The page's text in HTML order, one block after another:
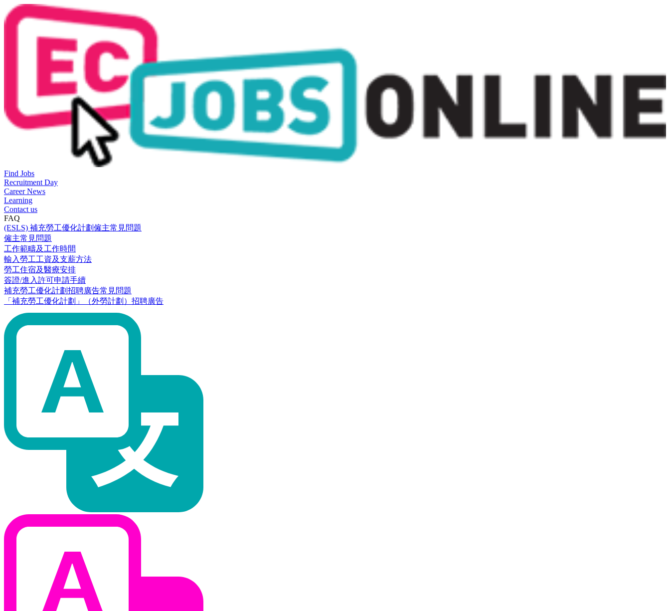
Find Jobs
Recruitment Day
Career News
Learning
Contact us
FAQ
(ESLS) 補充勞工優化計劃僱主常見問題
僱主常見問題
工作範疇及工作時間
輸入勞工工資及支薪方法
勞工住宿及醫療安排
簽證/進入許可申請手續
補充勞工優化計劃招聘廣告常見問題
「補充勞工優化計劃」（外勞計劃）招聘廣告